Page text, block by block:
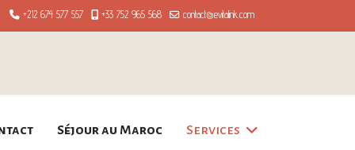
+212 674 577 557 +33 752 965 568 contact@evitalink.com
Séjour au Maroc Services